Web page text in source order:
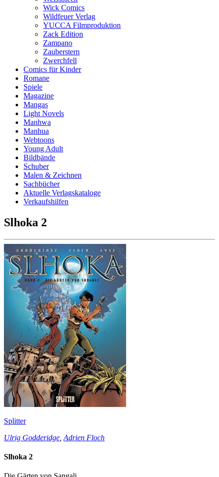
Wick Comics
Wildfeuer Verlag
YUCCA Filmproduktion
Zack Edition
Zampano
Zauberstern
Zwerchfell
Comics für Kinder
Romane
Spiele
Magazine
Mangas
Light Novels
Manhwa
Manhua
Webtoons
Young Adult
Bildbände
Schuber
Malen & Zeichnen
Sachbücher
Aktuelle Verlagskataloge
Verkaufshilfen
Slhoka 2
Splitter
Ulrig Godderidge Adrien Floch
Slhoka 2